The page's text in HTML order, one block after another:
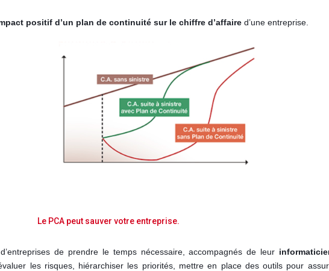
positif d’un plan de continuité sur le chiffre d’affaire d’une entreprise.
Le PCA peut sauver votre entreprise.
de prendre le temps nécessaire, accompagnés de leur
les risques, hiérarchiser les priorités, mettre en place des outils pour